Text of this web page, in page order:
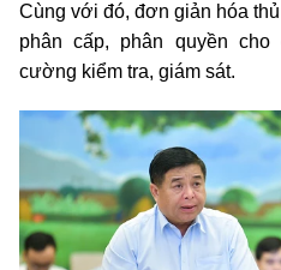
Cùng với đó, đơn giản hóa
phân cấp, phân quyền
cường kiểm tra, giám sát.